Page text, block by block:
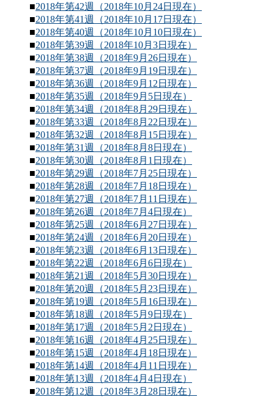
■2018年第42週（2018年10月24日現在）
■2018年第41週（2018年10月17日現在）
■2018年第40週（2018年10月10日現在）
■2018年第39週（2018年10月3日現在）
■2018年第38週（2018年9月26日現在）
■2018年第37週（2018年9月19日現在）
■2018年第36週（2018年9月12日現在）
■2018年第35週（2018年9月5日現在）
■2018年第34週（2018年8月29日現在）
■2018年第33週（2018年8月22日現在）
■2018年第32週（2018年8月15日現在）
■2018年第31週（2018年8月8日現在）
■2018年第30週（2018年8月1日現在）
■2018年第29週（2018年7月25日現在）
■2018年第28週（2018年7月18日現在）
■2018年第27週（2018年7月11日現在）
■2018年第26週（2018年7月4日現在）
■2018年第25週（2018年6月27日現在）
■2018年第24週（2018年6月20日現在）
■2018年第23週（2018年6月13日現在）
■2018年第22週（2018年6月6日現在）
■2018年第21週（2018年5月30日現在）
■2018年第20週（2018年5月23日現在）
■2018年第19週（2018年5月16日現在）
■2018年第18週（2018年5月9日現在）
■2018年第17週（2018年5月2日現在）
■2018年第16週（2018年4月25日現在）
■2018年第15週（2018年4月18日現在）
■2018年第14週（2018年4月11日現在）
■2018年第13週（2018年4月4日現在）
■2018年第12週（2018年3月28日現在）